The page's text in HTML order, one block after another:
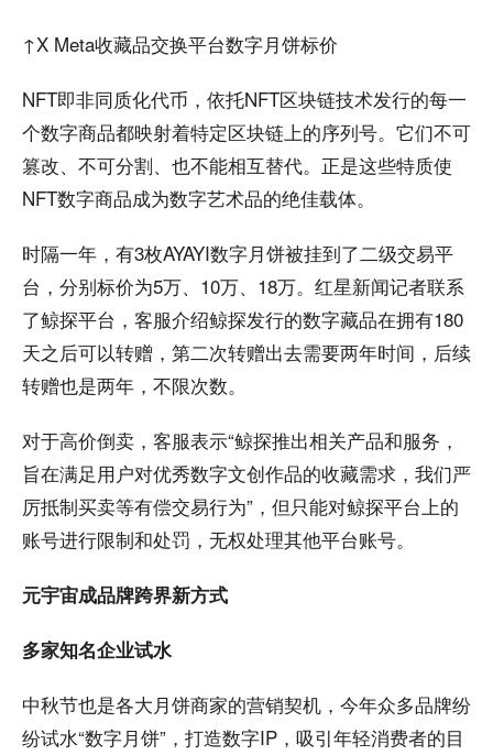
↑X Meta收藏品交换平台数字月饼标价
NFT即非同质化代币，依托NFT区块链技术发行的每一
个数字商品都映射着特定区块链上的序列号。它们不可
篡改、不可分割、也不能相互替代。正是这些特质使
NFT数字商品成为数字艺术品的绝佳载体。
时隔一年，有3枚AYAYI数字月饼被挂到了二级交易平
台，分别标价为5万、10万、18万。红星新闻记者联系
了鲸探平台，客服介绍鲸探发行的数字藏品在拥有180
天之后可以转赠，第二次转赠出去需要两年时间，后续
转赠也是两年，不限次数。
对于高价倒卖，客服表示“鲸探推出相关产品和服务，
旨在满足用户对优秀数字文创作品的收藏需求，我们严
厉抵制买卖等有偿交易行为”，但只能对鲸探平台上的
账号进行限制和处罚，无权处理其他平台账号。
元宇宙成品牌跨界新方式
多家知名企业试水
中秋节也是各大月饼商家的营销契机，今年众多品牌纷
纷试水“数字月饼”，打造数字IP，吸引年轻消费者的目